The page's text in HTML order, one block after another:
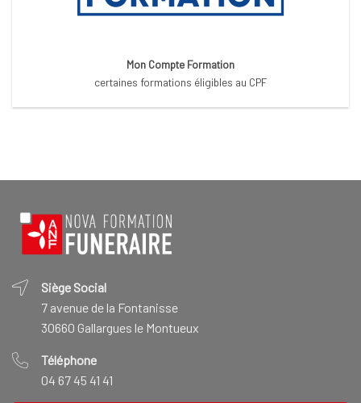
Mon Compte Formation
certaines formations éligibles au CPF
Siège Social
7 avenue de la Fontanisse
30660 Gallargues le Montueux
Téléphone
04 67 45 41 41